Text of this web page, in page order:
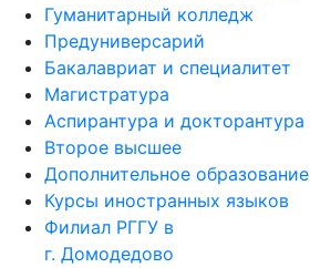
Гуманитарный колледж
Предуниверсарий
Бакалавриат и специалитет
Магистратура
Аспирантура и докторантура
Второе высшее
Дополнительное образование
Курсы иностранных языков
Филиал РГГУ в
г. Домодедово